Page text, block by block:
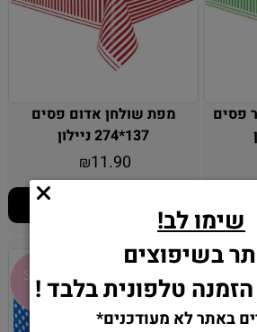
פסים
מפת שולחן אדום פסים
137*274 ניילון
₪11.90
שימו לב!
בשיפוצים
טלפונית בלבד !
באתר לא מעודכנים*